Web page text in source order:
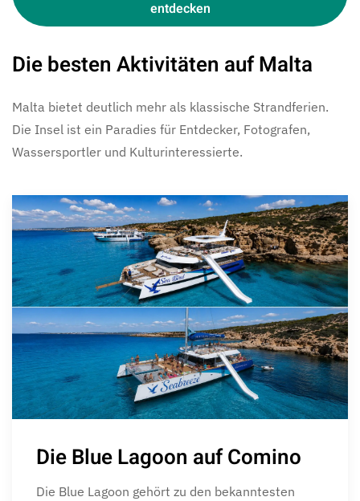
entdecken
Die besten Aktivitäten auf Malta
Malta bietet deutlich mehr als klassische Strandferien.
Die Insel ist ein Paradies für Entdecker, Fotografen,
Wassersportler und Kulturinteressierte.
Die Blue Lagoon auf Comino
Die Blue Lagoon gehört zu den bekanntesten